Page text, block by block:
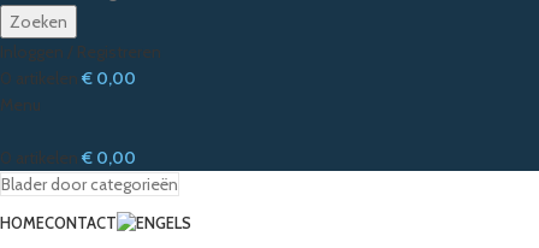
Zoeken
Inloggen / Registreren
0 artikelen € 0,00
Menu
0 artikelen € 0,00
Blader door categorieën
HOMECONTACT